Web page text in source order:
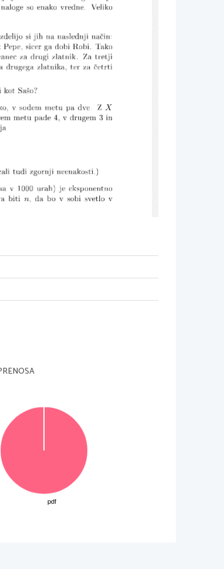
drugegazlatnika,terza£etrti
k
otSa²o?
o,v
sodemmetupadve.Z
X
emmetupade4,v
drugem3
in
tudizgornjineenakosti.)
v
1000urah)jeeksponentno
biti n,
dab
o
v
sobisvetlo